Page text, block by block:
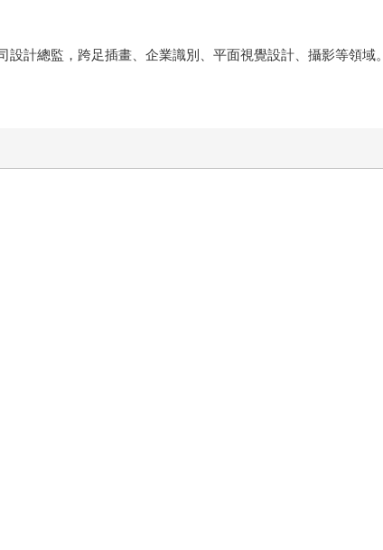
計總監，跨足插畫、企業識別、平面視覺設計、攝影等領域。